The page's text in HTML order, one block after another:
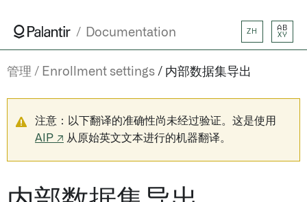
Documentation ZH
AB
XY
管理 Enrollment settings 内部数据集导出
注意：以下翻译的准确性尚未经过验证。这是使用
AIP ↗ 从原始英文文本进行的机器翻译。